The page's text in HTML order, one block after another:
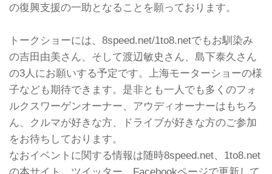
の復興支援の一助となることを願っております。
トークショーには、8speed.net/1to8.netでもお馴染み
の吉田由美さん、そして渡辺敏史さん、島下泰久さん
の3人にお願いする予定です。上海モーターショーの様
子なども期待できます。是非とも一人でも多くのフォ
ルクスワーゲンオーナー、アウディオーナーはもちろ
ん、クルマが好きな方、ドライブが好きな方のご参加
をお待ちしております。
なおイベントに関する情報は随時8speed.net、1to8.net
の本サイト、ツイッター、Facebookページで更新して